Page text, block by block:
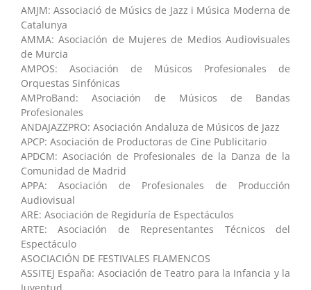
AMJM: Associació de Músics de Jazz i Música Moderna de
Catalunya
AMMA: Asociación de Mujeres de Medios Audiovisuales
de Murcia
AMPOS: Asociación de Músicos Profesionales de
Orquestas Sinfónicas
AMProBand: Asociación de Músicos de Bandas
Profesionales
ANDAJAZZPRO: Asociación Andaluza de Músicos de Jazz
APCP: Asociación de Productoras de Cine Publicitario
APDCM: Asociación de Profesionales de la Danza de la
Comunidad de Madrid
APPA: Asociación de Profesionales de Producción
Audiovisual
ARE: Asociación de Regiduría de Espectáculos
ARTE: Asociación de Representantes Técnicos del
Espectáculo
ASOCIACIÓN DE FESTIVALES FLAMENCOS
ASSITEJ España: Asociación de Teatro para la Infancia y la